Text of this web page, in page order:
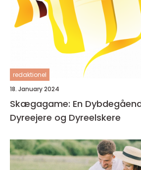
redaktionel
18. January 2024
Skægagame: En
Dyreejere og Dyreelskere